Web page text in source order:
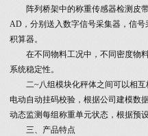
阵列桥架中的称重传感器检测皮带
AD，分别送入数字信号采集器，信
积算器。
在不同物料工况中，不同密度物料
系统稳定性。
二~八组模块化秤体之间可以相互
电动自动挂码校验，根据公司建模数
动态监测每组称重单元状态，根据预
三、产品特点